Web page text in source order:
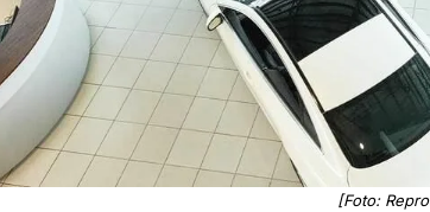
[Foto: